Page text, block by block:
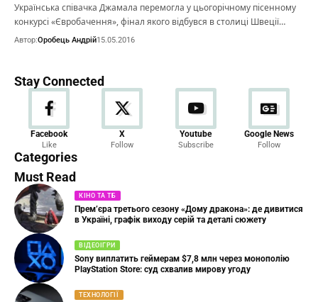
Українська співачка Джамала перемогла у цьогорічному пісенному
конкурсі «Євробачення», фінал якого відбувся в столиці Швеції…
Автор:Оробець Андрій15.05.2016
Stay Connected
Facebook
Like
X
Follow
Youtube
Subscribe
Google News
Follow
Categories
Новини
23 Articles
Must Read
КІНО ТА ТБ
Прем’єра третього сезону «Дому дракона»: де дивитися
в Україні, графік виходу серій та деталі сюжету
ВІДЕОІГРИ
Sony виплатить геймерам $7,8 млн через монополію
PlayStation Store: суд схвалив мирову угоду
ТЕХНОЛОГІЇ